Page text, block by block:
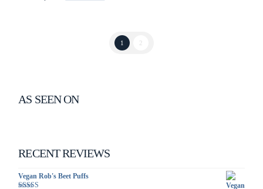
1
AS SEEN ON
RECENT REVIEWS
Vegan Rob's Beet Puffs